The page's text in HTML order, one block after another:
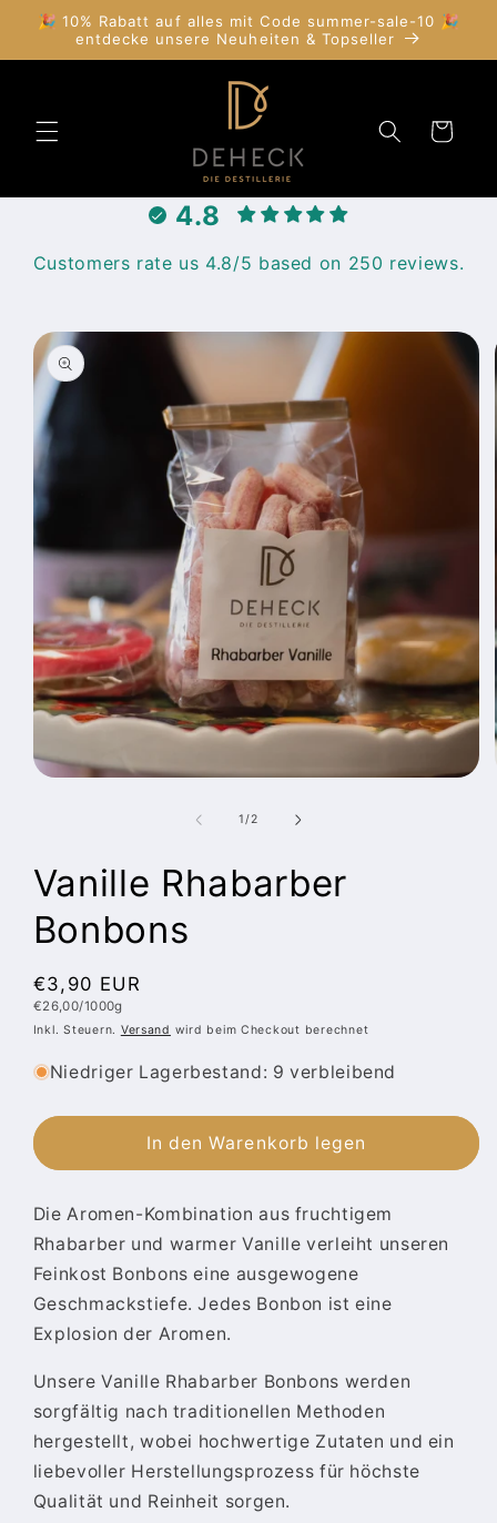
zum
Inhalt
🎉 10% Rabatt auf alles mit Code summer-sale-10 🎉
entdecke unsere Neuheiten & Topseller
Warenkorb
4.8
Customers rate us 4.8/5 based on 250 reviews.
1/von
2
Vanille Rhabarber
Bonbons
Normaler
Preis
€3,90 EUR
Grundpreis
€26,00/1000g
Inkl. Steuern. Versand wird beim Checkout berechnet
Niedriger Lagerbestand: 9 verbleibend
In den Warenkorb legen
Die Aromen-Kombination aus fruchtigem
Rhabarber und warmer Vanille verleiht unseren
Feinkost Bonbons eine ausgewogene
Geschmackstiefe. Jedes Bonbon ist eine
Explosion der Aromen.
Unsere Vanille Rhabarber Bonbons werden
sorgfältig nach traditionellen Methoden
hergestellt, wobei hochwertige Zutaten und ein
liebevoller Herstellungsprozess für höchste
Qualität und Reinheit sorgen.